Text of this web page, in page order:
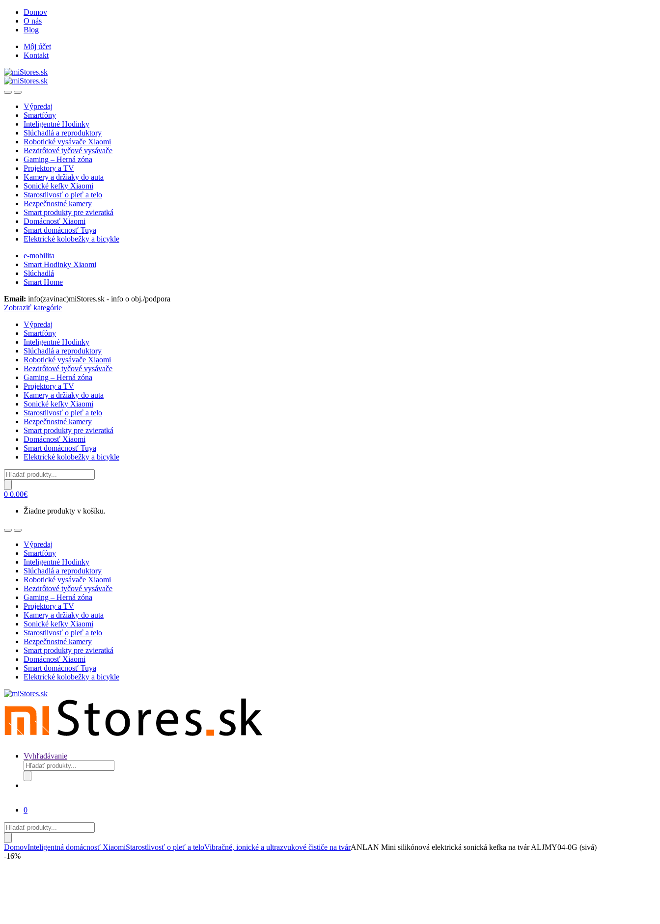
Skip
navigation
Skip
content
Domov
O nás
Blog
Môj účet
Kontakt
OpenClose
Výpredaj
Smartfóny
Inteligentné Hodinky
Slúchadlá a reproduktory
Robotické vysávače Xiaomi
Bezdrôtové tyčové vysávače
Gaming – Herná zóna
Projektory a TV
Kamery a držiaky do auta
Sonické kefky Xiaomi
Starostlivosť o pleť a telo
Bezpečnostné kamery
Smart produkty pre zvieratká
Domácnosť Xiaomi
Smart domácnosť Tuya
Elektrické kolobežky a bicykle
e-mobilita
Smart Hodinky Xiaomi
Slúchadlá
Smart Home
Email: info(zavinac)miStores.sk - info o obj./podpora
Zobraziť kategórie
Výpredaj
Smartfóny
Inteligentné Hodinky
Slúchadlá a reproduktory
Robotické vysávače Xiaomi
Bezdrôtové tyčové vysávače
Gaming – Herná zóna
Projektory a TV
Kamery a držiaky do auta
Sonické kefky Xiaomi
Starostlivosť o pleť a telo
Bezpečnostné kamery
Smart produkty pre zvieratká
Domácnosť Xiaomi
Smart domácnosť Tuya
Elektrické kolobežky a bicykle
Products
search
0 0.00€
Žiadne produkty v košíku.
OpenClose
Výpredaj
Smartfóny
Inteligentné Hodinky
Slúchadlá a reproduktory
Robotické vysávače Xiaomi
Bezdrôtové tyčové vysávače
Gaming – Herná zóna
Projektory a TV
Kamery a držiaky do auta
Sonické kefky Xiaomi
Starostlivosť o pleť a telo
Bezpečnostné kamery
Smart produkty pre zvieratká
Domácnosť Xiaomi
Smart domácnosť Tuya
Elektrické kolobežky a bicykle
Vyhľadávanie
Products
search
0
Products
search
DomovInteligentná domácnosť XiaomiStarostlivosť o pleť a teloVibračné, ionické a ultrazvukové čističe na tvárANLAN Mini silikónová elektrická sonická kefka na tvár ALJMY04-0G (sivá)
-16%